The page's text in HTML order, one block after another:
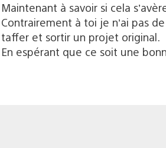
Maintenant à savoir si cela
Contrairement à toi je n’ai pas
taffer et sortir un projet original.
En espérant que ce soit une